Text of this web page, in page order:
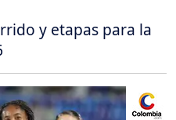
y etapas para la